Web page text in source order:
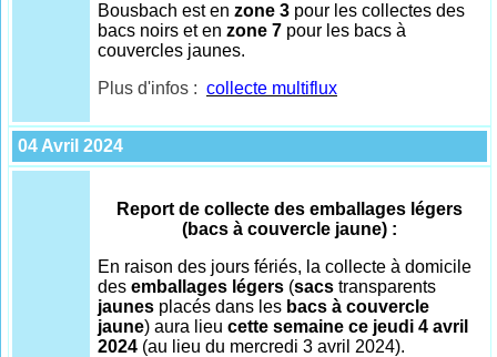
Bousbach est en zone 3 pour les collectes des
bacs noirs et en zone 7 pour les bacs à
couvercles jaunes.
Plus d'infos : collecte multiflux
04 Avril 2024
Report de collecte des emballages légers
(bacs à couvercle jaune) :
En raison des jours fériés, la collecte à domicile
des emballages légers (sacs transparents
jaunes placés dans les bacs à couvercle
jaune) aura lieu cette semaine ce jeudi 4 avril
2024 (au lieu du mercredi 3 avril 2024).